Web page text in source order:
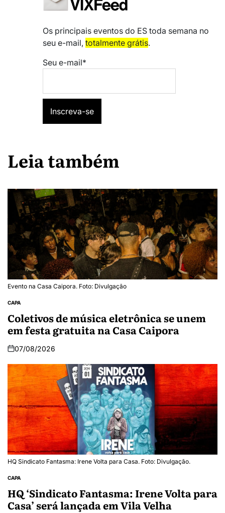
Os principais eventos do ES toda semana no
seu e-mail, totalmente grátis.
Seu e-mail*
Leia também
Evento na Casa Caipora. Foto: Divulgação
CAPA
Coletivos de música eletrônica se unem
em festa gratuita na Casa Caipora
07/08/2026
HQ Sindicato Fantasma: Irene Volta para Casa. Foto: Divulgação.
CAPA
HQ ‘Sindicato Fantasma: Irene Volta para
Casa’ será lançada em Vila Velha